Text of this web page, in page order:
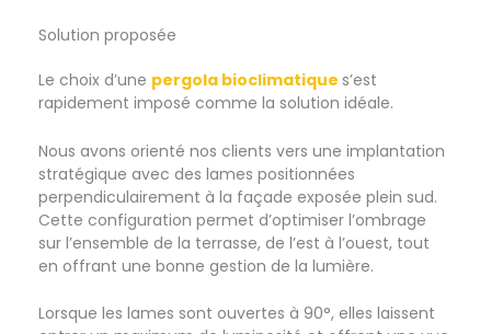
Solution proposée
Le choix d’une pergola bioclimatique s’est
rapidement imposé comme la solution idéale.
Nous avons orienté nos clients vers une implantation
stratégique avec des lames positionnées
perpendiculairement à la façade exposée plein sud.
Cette configuration permet d’optimiser l’ombrage
sur l’ensemble de la terrasse, de l’est à l’ouest, tout
en offrant une bonne gestion de la lumière.
Lorsque les lames sont ouvertes à 90°, elles laissent